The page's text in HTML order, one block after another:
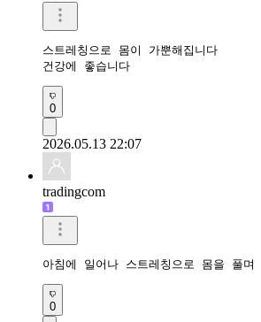
스트레칭으로 몸이 가뿐해집니다
건강에 좋습니다
0
2026.05.13 22:07
tradingcom
아침에 일어나 스트레칭으로 몸을 풀
0